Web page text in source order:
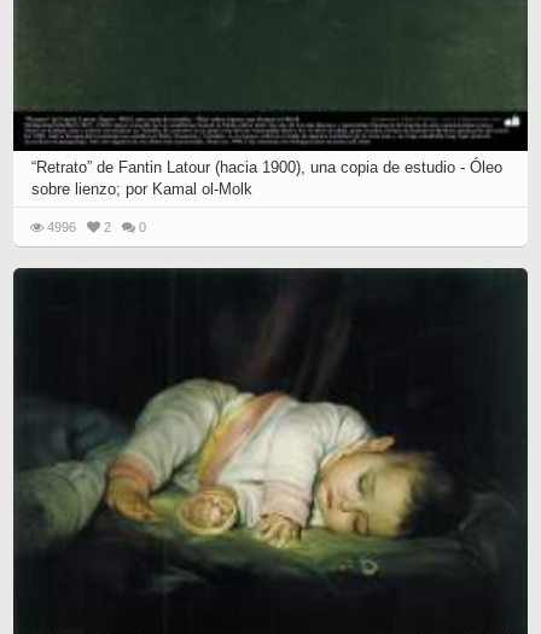
“Retrato” de Fantin Latour (hacia 1900), una copia de estudio - Óleo
sobre lienzo; por Kamal ol-Molk
4996 2 0